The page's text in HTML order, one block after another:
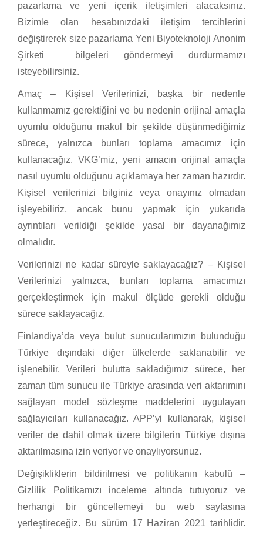
pazarlama ve yeni içerik iletişimleri alacaksınız.
Bizimle olan hesabınızdaki iletişim tercihlerini
değiştirerek size pazarlama Yeni Biyoteknoloji Anonim
Şirketi bilgeleri göndermeyi durdurmamızı
isteyebilirsiniz.
Amaç – Kişisel Verilerinizi, başka bir nedenle
kullanmamız gerektiğini ve bu nedenin orijinal amaçla
uyumlu olduğunu makul bir şekilde düşünmediğimiz
sürece, yalnızca bunları toplama amacımız için
kullanacağız. VKG’miz, yeni amacın orijinal amaçla
nasıl uyumlu olduğunu açıklamaya her zaman hazırdır.
Kişisel verilerinizi bilginiz veya onayınız olmadan
işleyebiliriz, ancak bunu yapmak için yukarıda
ayrıntıları verildiği şekilde yasal bir dayanağımız
olmalıdır.
Verilerinizi ne kadar süreyle saklayacağız? – Kişisel
Verilerinizi yalnızca, bunları toplama amacımızı
gerçekleştirmek için makul ölçüde gerekli olduğu
sürece saklayacağız.
Finlandiya’da veya bulut sunucularımızın bulunduğu
Türkiye dışındaki diğer ülkelerde saklanabilir ve
işlenebilir. Verileri bulutta sakladığımız sürece, her
zaman tüm sunucu ile Türkiye arasında veri aktarımını
sağlayan model sözleşme maddelerini uygulayan
sağlayıcıları kullanacağız. APP’yi kullanarak, kişisel
veriler de dahil olmak üzere bilgilerin Türkiye dışına
aktarılmasına izin veriyor ve onaylıyorsunuz.
Değişikliklerin bildirilmesi ve politikanın kabulü –
Gizlilik Politikamızı inceleme altında tutuyoruz ve
herhangi bir güncellemeyi bu web sayfasına
yerleştireceğiz. Bu sürüm 17 Haziran 2021 tarihlidir.